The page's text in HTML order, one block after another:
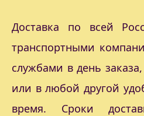
Доставка по всей
транспортными
службами в день
или в любой другой
время. Сроки